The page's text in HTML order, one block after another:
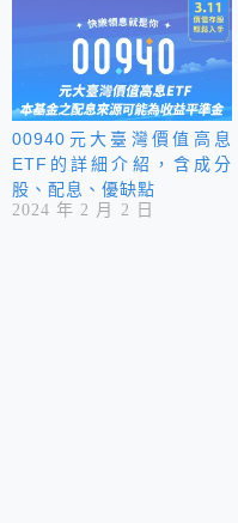
00940元大臺灣價值高息
ETF的詳細介紹，含成分
股、配息、優缺點
2024 年 2 月 2 日